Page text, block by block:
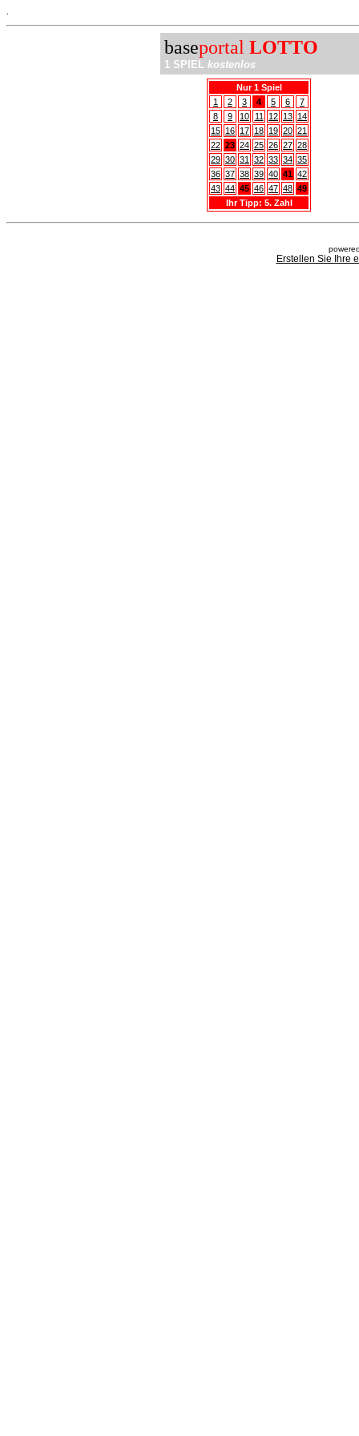
baseportal LOTTO
1 SPIEL kostenlos
Nur 1 Spiel
1
2 3 4 5 6
7
8
9 10 11 12 13 14
15 16 17 18 19 20 21
22 23 24 25 26 27 28
29 30 31 32 33 34 35
36 37 38 39 40 41 42
43 44 45 46 47 48 49
Ihr Tipp: 5. Zahl
Erstellen Sie Ihre